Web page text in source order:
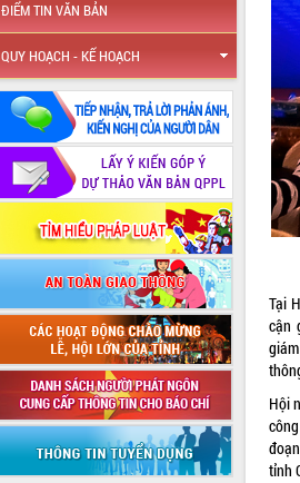
ĐIỂM TIN VĂN BẢN
QUY HOẠCH - KẾ HOẠCH
Tại
cận
Hội
tỉnh